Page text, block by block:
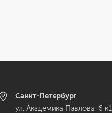
Санкт-Петербург
ул. Академика Павлова, 6 к1